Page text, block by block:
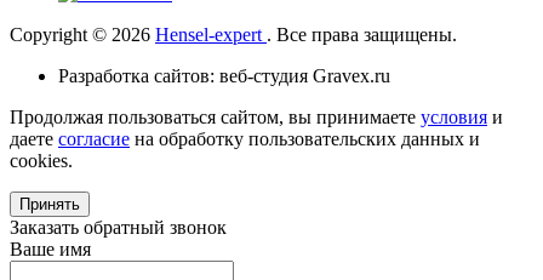
Copyright © 2026 Hensel-expert . Все права защищены.
Разработка сайтов: веб-студия Gravex.ru
Продолжая пользоваться сайтом, вы принимаете условия и
даете согласие на обработку пользовательских данных и
cookies.
Принять
Заказать обратный звонок
Ваше имя